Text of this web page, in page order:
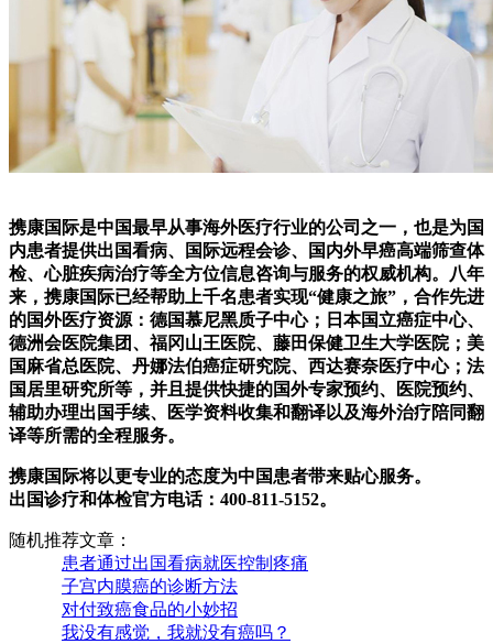
携康国际是中国最早从事海外医疗行业的公司之一，也是为国
内患者提供出国看病、国际远程会诊、国内外早癌高端筛查体
检、心脏疾病治疗等全方位信息咨询与服务的权威机构。八年
来，携康国际已经帮助上千名患者实现“健康之旅”，合作先进
的国外医疗资源：德国慕尼黑质子中心；日本国立癌症中心、
德洲会医院集团、福冈山王医院、藤田保健卫生大学医院；美
国麻省总医院、丹娜法伯癌症研究院、西达赛奈医疗中心；法
国居里研究所等，并且提供快捷的国外专家预约、医院预约、
辅助办理出国手续、医学资料收集和翻译以及海外治疗陪同翻
译等所需的全程服务。
携康国际将以更专业的态度为中国患者带来贴心服务。
出国诊疗和体检官方电话：400-811-5152。
随机推荐文章：
患者通过出国看病就医控制疼痛
子宫内膜癌的诊断方法
对付致癌食品的小妙招
我没有感觉，我就没有癌吗？